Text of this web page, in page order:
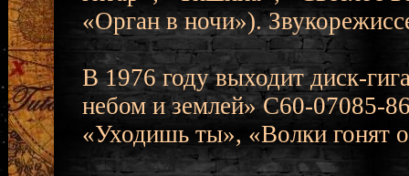
«Орган в ночи»).
В 1976 году выходит диск-
небом и землей» С60-07085-
«Уходишь ты», «Волки гонят